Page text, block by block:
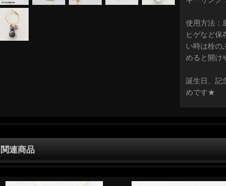
使用方法：
ヒゲなど保
い時は栓の
めると開け
誕生日、記
めです★
関連商品